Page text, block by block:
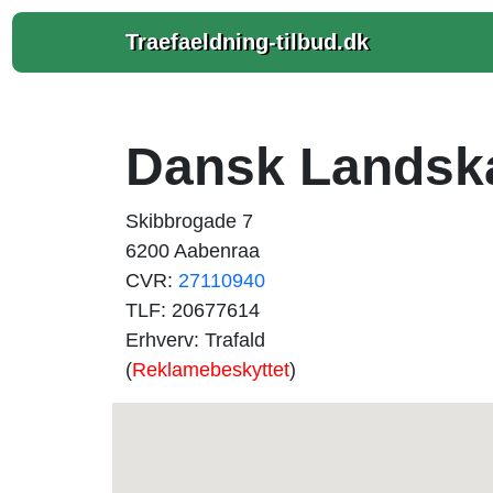
Traefaeldning-tilbud.dk
Dansk
Skibbrogade 7
6200 Aabenraa
CVR: 27110940
TLF: 20677614
Erhverv: Trafald
(Reklamebeskyttet)